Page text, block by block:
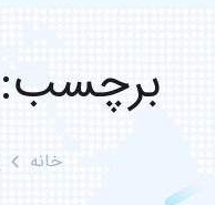
برچسب:
خانه